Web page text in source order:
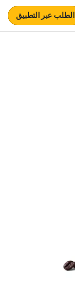
الطلب عبر التطبيق